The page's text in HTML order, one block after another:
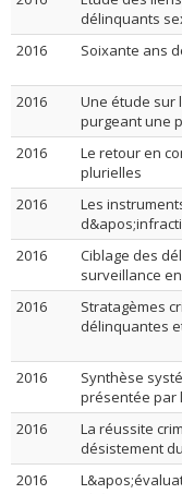
délinquants
2016 Soixante ans
2016
Une étude sur
purgeant une
2016
Le retour en
plurielles
2016
Les
2016
Ciblage des
surveillance
2016
Stratagèmes
délinquantes
2016
Synthèse
présentée par
2016
La réussite
désistement
2016